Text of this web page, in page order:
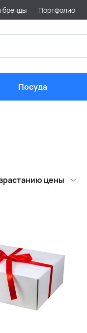
Портфолио
Посуда
цены